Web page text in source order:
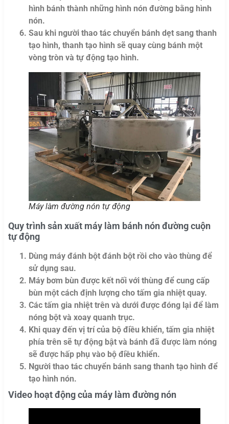
hình bánh thành những hình nón đường bằng hình
nón.
Sau khi người thao tác chuyển bánh dẹt sang thanh
tạo hình, thanh tạo hình sẽ quay cùng bánh một
vòng tròn và tự động tạo hình.
Máy làm đường nón tự động
Quy trình sản xuất máy làm bánh nón đường cuộn
tự động
Dùng máy đánh bột đánh bột rồi cho vào thùng để
sử dụng sau.
Máy bơm bùn được kết nối với thùng để cung cấp
bùn một cách định lượng cho tấm gia nhiệt quay.
Các tấm gia nhiệt trên và dưới được đóng lại để làm
nóng bột và xoay quanh trục.
Khi quay đến vị trí của bộ điều khiển, tấm gia nhiệt
phía trên sẽ tự động bật và bánh đã được làm nóng
sẽ được hấp phụ vào bộ điều khiển.
Người thao tác chuyển bánh sang thanh tạo hình để
tạo hình nón.
Video hoạt động của máy làm đường nón